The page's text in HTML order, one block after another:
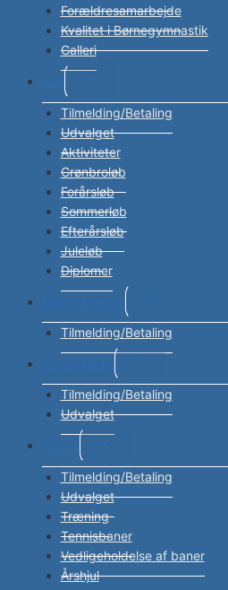
Forældresamarbejde
Kvalitet i Børnegymnastik
Galleri
Skift
undermenu
Tilmelding/Betaling
Udvalget
Aktiviteter
Grønbroløb
Forårsløb
Sommerløb
Efterårsløb
Juleløb
Diplomer
Skift
undermenu
Tilmelding/Betaling
Skift
undermenu
Tilmelding/Betaling
Udvalget
Skift
undermenu
Tilmelding/Betaling
Udvalget
Træning
Tennisbaner
Vedligeholdelse af baner
Årshjul